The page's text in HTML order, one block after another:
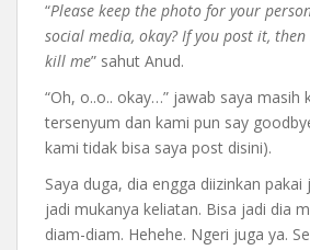
“Please keep the photo for your
social media, okay? If you post it,
kill me” sahut Anud.
“Oh, o..o.. okay…” jawab saya masih
tersenyum dan kami pun say
kami tidak bisa saya post disini).
Saya duga, dia engga diizinkan
jadi mukanya keliatan. Bisa jadi dia
diam-diam. Hehehe. Ngeri juga ya.